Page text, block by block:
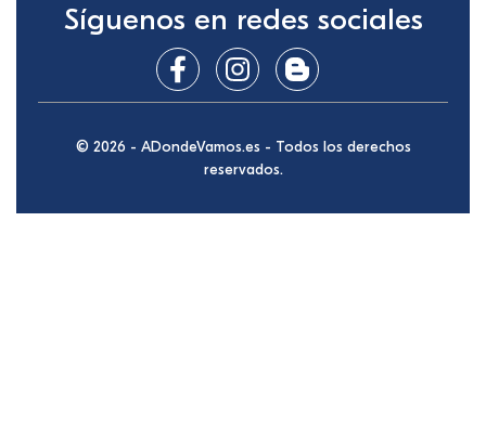
Síguenos en redes sociales
© 2026 - ADondeVamos.es - Todos los derechos
reservados.